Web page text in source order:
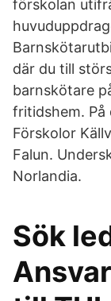
förskolan
där du till
barnskötare
fritidshem.
Förskolor
Falun.
Norlandia.
Sök